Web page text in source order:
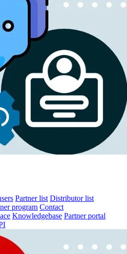
Partner list Distributor list
program Contact
Knowledgebase Partner portal